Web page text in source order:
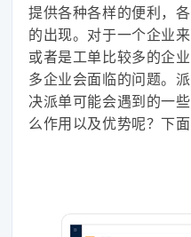
提供各种各样的便利，
的出现。对于一个企业
或者是工单比较多的企
多企业会面临的问题。
决派单可能会遇到的一
么作用以及优势呢？下面